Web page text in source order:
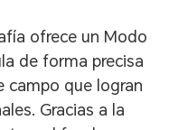
ofrece un Modo
de forma precisa
campo que logran
Gracias a la